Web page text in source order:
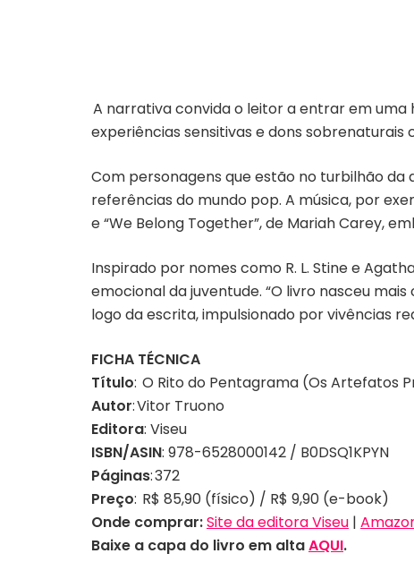
A narrativa convida o leitor a entrar em uma
experiências sensitivas e dons
Com personagens que estão no turbilhão da
referências do mundo pop. A música, por
e “We Belong Together”, de Mariah Carey,
Inspirado por nomes como R. L. Stine e
emocional da juventude. “O livro nasceu
logo da escrita, impulsionado por vivências
FICHA TÉCNICA
Título: O Rito do Pentagrama (Os Artefatos
Autor: Vitor Truono
Editora: Viseu
ISBN/ASIN: 978-6528000142 / B0DSQ1KPYN
Páginas: 372
Preço: R$ 85,90 (físico) / R$ 9,90 (e-book)
Onde comprar:Site da editora Viseu |
Baixe a capa do livro em altaAQUI.